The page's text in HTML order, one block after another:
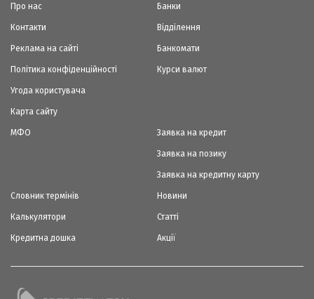
Про нас
Контакти
Реклама на сайті
Політика конфіденційності
Угода користувача
Карта сайту
Банки
Відділення
Банкомати
Курси валют
МФО Заявка на кредит
Заявка на позику
Заявка на кредитну карту
Словник термінів
Калькулятори
Кредитна дошка
Новини
Статті
Акції